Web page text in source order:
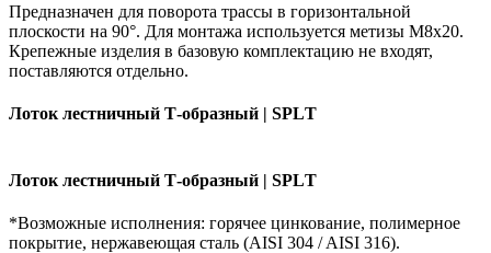
Предназначен для поворота трассы в горизонтальной
плоскости на 90°. Для монтажа используется метизы М8х20.
Крепежные изделия в базовую комплектацию не входят,
поставляются отдельно.
Лоток лестничный Т-образный | SPLТ
Лоток лестничный Т-образный | SPLТ
*Возможные исполнения: горячее цинкование, полимерное
покрытие, нержавеющая сталь (AISI 304 / AISI 316).